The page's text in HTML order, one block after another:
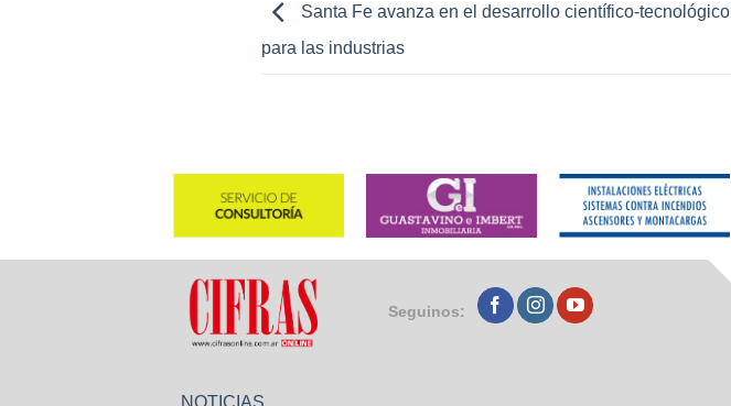
Santa Fe avanza en el desarrollo científico-tecnológico
para las industrias
Seguinos:
NOTICIAS